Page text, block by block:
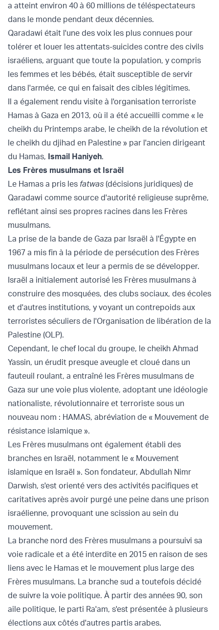
a atteint environ 40 à 60 millions de téléspectateurs
dans le monde pendant deux décennies.
Qaradawi était l'une des voix les plus connues pour
tolérer et louer les attentats-suicides contre des civils
israéliens, arguant que toute la population, y compris
les femmes et les bébés, était susceptible de servir
dans l'armée, ce qui en faisait des cibles légitimes.
Il a également rendu visite à l'organisation terroriste
Hamas à Gaza en 2013, où il a été accueilli comme « le
cheikh du Printemps arabe, le cheikh de la révolution et
le cheikh du djihad en Palestine » par l'ancien dirigeant
du Hamas, Ismail Haniyeh.
Les Frères musulmans et Israël
Le Hamas a pris les fatwas (décisions juridiques) de
Qaradawi comme source d'autorité religieuse suprême,
reflétant ainsi ses propres racines dans les Frères
musulmans.
La prise de la bande de Gaza par Israël à l'Égypte en
1967 a mis fin à la période de persécution des Frères
musulmans locaux et leur a permis de se développer.
Israël a initialement autorisé les Frères musulmans à
construire des mosquées, des clubs sociaux, des écoles
et d'autres institutions, y voyant un contrepoids aux
terroristes séculiers de l'Organisation de libération de la
Palestine (OLP).
Cependant, le chef local du groupe, le cheikh Ahmad
Yassin, un érudit presque aveugle et cloué dans un
fauteuil roulant, a entraîné les Frères musulmans de
Gaza sur une voie plus violente, adoptant une idéologie
nationaliste, révolutionnaire et terroriste sous un
nouveau nom : HAMAS, abréviation de « Mouvement de
résistance islamique ».
Les Frères musulmans ont également établi des
branches en Israël, notamment le « Mouvement
islamique en Israël ». Son fondateur, Abdullah Nimr
Darwish, s'est orienté vers des activités pacifiques et
caritatives après avoir purgé une peine dans une prison
israélienne, provoquant une scission au sein du
mouvement.
La branche nord des Frères musulmans a poursuivi sa
voie radicale et a été interdite en 2015 en raison de ses
liens avec le Hamas et le mouvement plus large des
Frères musulmans. La branche sud a toutefois décidé
de suivre la voie politique. À partir des années 90, son
aile politique, le parti Ra'am, s'est présentée à plusieurs
élections aux côtés d'autres partis arabes.